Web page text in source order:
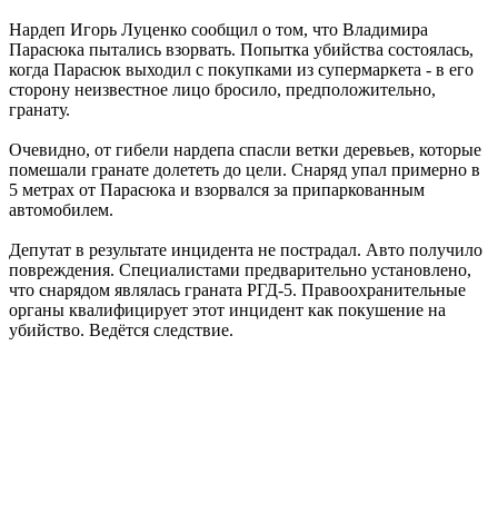
Нардеп Игорь Луценко сообщил о том, что Владимира
Парасюка пытались взорвать. Попытка убийства состоялась,
когда Парасюк выходил с покупками из супермаркета - в его
сторону неизвестное лицо бросило, предположительно,
гранату.
Очевидно, от гибели нардепа спасли ветки деревьев, которые
помешали гранате долететь до цели. Снаряд упал примерно в
5 метрах от Парасюка и взорвался за припаркованным
автомобилем.
Депутат в результате инцидента не пострадал. Авто получило
повреждения. Специалистами предварительно установлено,
что снарядом являлась граната РГД-5. Правоохранительные
органы квалифицирует этот инцидент как покушение на
убийство. Ведётся следствие.